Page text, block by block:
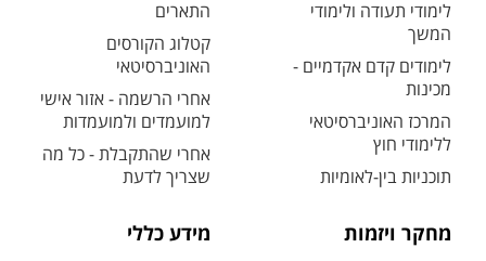
לימודי תעודה ולימודי
המשך
לימודים קדם אקדמיים -
מכינות
המרכז האוניברסיטאי
ללימודי חוץ
תוכניות בין-לאומיות
התארים
קטלוג הקורסים
האוניברסיטאי
אחרי הרשמה - אזור אישי
למועמדים ולמועמדות
אחרי שהתקבלת - כל מה
שצריך לדעת
מחקר ויזמות מידע כללי